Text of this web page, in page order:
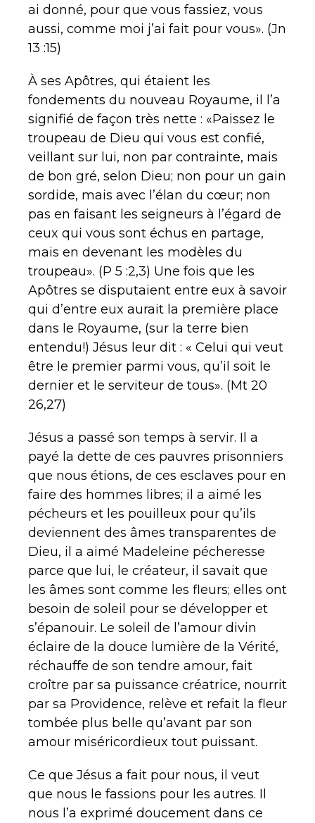
ai donné, pour que vous fassiez, vous
aussi, comme moi j’ai fait pour vous». (Jn
13 :15)
À ses Apôtres, qui étaient les
fondements du nouveau Royaume, il l’a
signifié de façon très nette : «Paissez le
troupeau de Dieu qui vous est confié,
veillant sur lui, non par contrainte, mais
de bon gré, selon Dieu; non pour un gain
sordide, mais avec l’élan du cœur; non
pas en faisant les seigneurs à l’égard de
ceux qui vous sont échus en partage,
mais en devenant les modèles du
troupeau». (P 5 :2,3) Une fois que les
Apôtres se disputaient entre eux à savoir
qui d’entre eux aurait la première place
dans le Royaume, (sur la terre bien
entendu!) Jésus leur dit : « Celui qui veut
être le premier parmi vous, qu’il soit le
dernier et le serviteur de tous». (Mt 20
26,27)
Jésus a passé son temps à servir. Il a
payé la dette de ces pauvres prisonniers
que nous étions, de ces esclaves pour en
faire des hommes libres; il a aimé les
pécheurs et les pouilleux pour qu’ils
deviennent des âmes transparentes de
Dieu, il a aimé Madeleine pécheresse
parce que lui, le créateur, il savait que
les âmes sont comme les fleurs; elles ont
besoin de soleil pour se développer et
s’épanouir. Le soleil de l’amour divin
éclaire de la douce lumière de la Vérité,
réchauffe de son tendre amour, fait
croître par sa puissance créatrice, nourrit
par sa Providence, relève et refait la fleur
tombée plus belle qu’avant par son
amour miséricordieux tout puissant.
Ce que Jésus a fait pour nous, il veut
que nous le fassions pour les autres. Il
nous l’a exprimé doucement dans ce